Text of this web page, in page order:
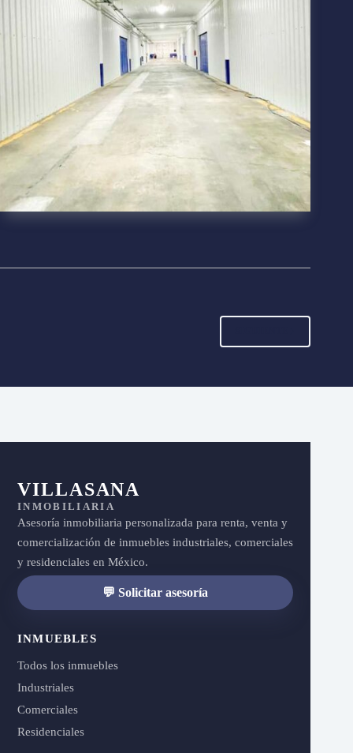
VILLASANA
INMOBILIARIA
Asesoría inmobiliaria personalizada para renta, venta y
comercialización de inmuebles industriales, comerciales
y residenciales en México.
💬 Solicitar asesoría
INMUEBLES
Todos los inmuebles
Industriales
Comerciales
Residenciales